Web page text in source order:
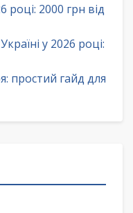
році: 2000 грн від
у 2026 році:
простий гайд для